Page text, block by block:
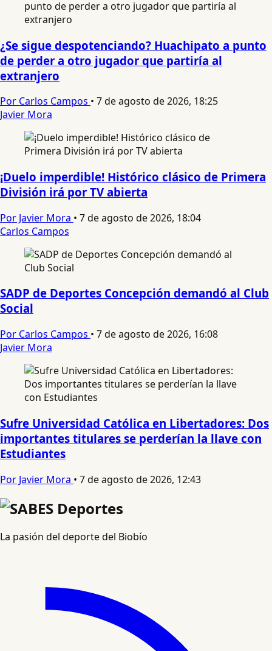
¿Se sigue despotenciando? Huachipato a punto
de perder a otro jugador que partiría al
extranjero
Por Carlos Campos • 7 de agosto de 2026, 18:25
Javier Mora
¡Duelo imperdible! Histórico clásico de Primera
División irá por TV abierta
Por Javier Mora • 7 de agosto de 2026, 18:04
Carlos Campos
SADP de Deportes Concepción demandó al Club
Social
Por Carlos Campos • 7 de agosto de 2026, 16:08
Javier Mora
Sufre Universidad Católica en Libertadores: Dos
importantes titulares se perderían la llave con
Estudiantes
Por Javier Mora • 7 de agosto de 2026, 12:43
La pasión del deporte del Biobío